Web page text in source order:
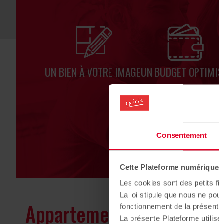
Consentement
Cette Plateforme
Les cookies sont des petits
La loi stipule que nous ne
fonctionnement de la
La présente Plateforme
UN BIEN À VOTRE IMAGEUN BUDGET
Appartement, duplex,